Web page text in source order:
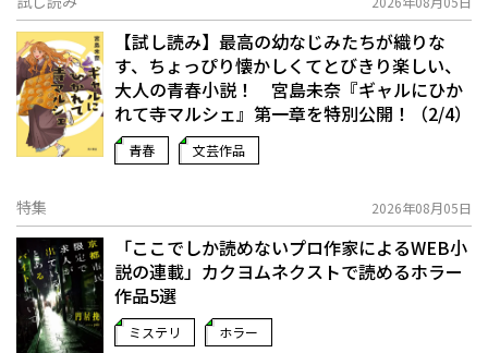
【試し読み】最高の幼なじみたちが織りな
す、ちょっぴり懐かしくてとびきり楽しい、
大人の青春小説！ 宮島未奈『ギャルにひか
れて寺マルシェ』第一章を特別公開！（2/4）
青春 文芸作品
特集 2026年08月05日
「ここでしか読めないプロ作家によるWEB小
説の連載」――カクヨムネクストで読めるホラー
作品5選
ミステリ ホラー